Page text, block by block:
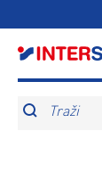
Traži